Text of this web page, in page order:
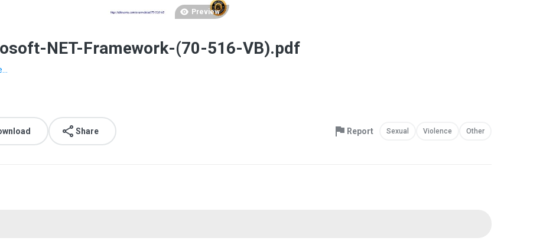
Preview
NET-Framework-(70-516-VB).pdf
Share Report Sexual Violence Other